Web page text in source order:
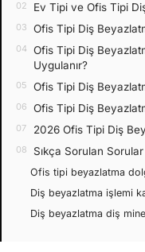
Ev Tipi ve Ofis Tipi
Ofis Tipi Diş
Ofis Tipi Diş
Uygulanır?
Ofis Tipi Diş
Ofis Tipi Diş
2026 Ofis Tipi Diş
Sıkça Sorulan
Ofis tipi beyazlatma
Diş beyazlatma işlemi
Diş beyazlatma diş